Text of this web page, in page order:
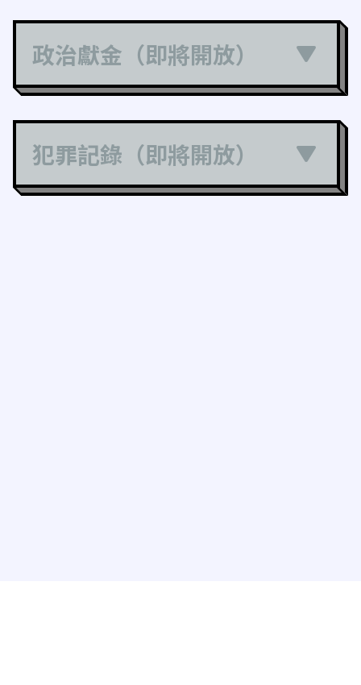
政治獻金（即將開放）
犯罪記錄（即將開放）